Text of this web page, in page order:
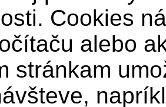
Cookies
alebo
stránkam